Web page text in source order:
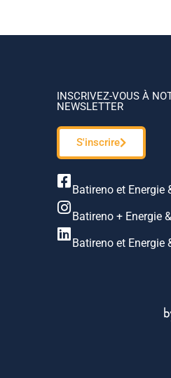
INSCRIVEZ-VOUS À
NEWSLETTER
S'inscrire
Batireno et Energie
Batireno + Energie
Batireno et Energie